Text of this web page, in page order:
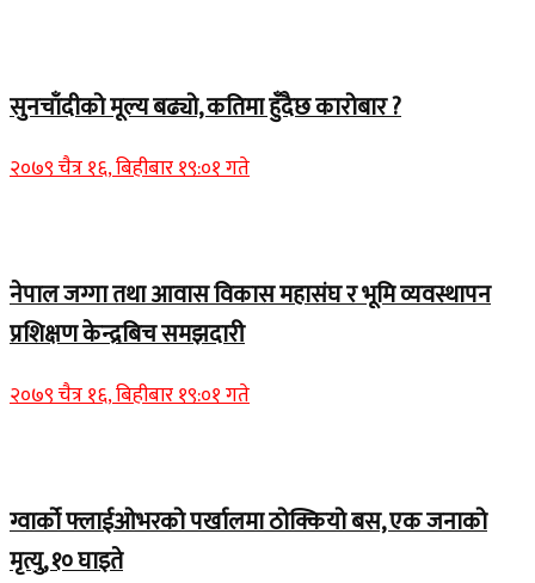
सुनचाँदीको मूल्य बढ्यो, कतिमा हुँदैछ कारोबार ?
२०७९ चैत्र १६, बिहीबार १९:०१ गते
नेपाल जग्गा तथा आवास विकास महासंघ र भूमि व्यवस्थापन
प्रशिक्षण केन्द्रबिच समझदारी
२०७९ चैत्र १६, बिहीबार १९:०१ गते
ग्वार्को फ्लाईओभरको पर्खालमा ठोक्कियो बस, एक जनाको
मृत्यु, १० घाइते